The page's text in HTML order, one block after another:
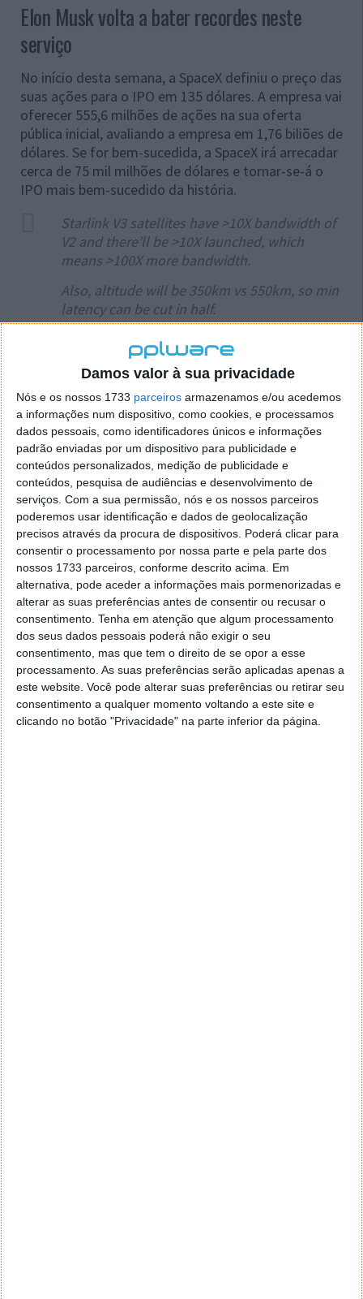
Damos valor à sua privacidade
Nós e os nossos 1733 parceiros armazenamos e/ou acedemos
a informações num dispositivo, como cookies, e processamos
dados pessoais, como identificadores únicos e informações
padrão enviadas por um dispositivo para publicidade e
conteúdos personalizados, medição de publicidade e
conteúdos, pesquisa de audiências e desenvolvimento de
serviços. Com a sua permissão, nós e os nossos parceiros
poderemos usar identificação e dados de geolocalização
precisos através da procura de dispositivos. Poderá clicar para
consentir o processamento por nossa parte e pela parte dos
nossos 1733 parceiros, conforme descrito acima. Em
alternativa, pode aceder a informações mais pormenorizadas e
alterar as suas preferências antes de consentir ou recusar o
consentimento. Tenha em atenção que algum processamento
dos seus dados pessoais poderá não exigir o seu
consentimento, mas que tem o direito de se opor a esse
processamento. As suas preferências serão aplicadas apenas a
este website. Você pode alterar suas preferências ou retirar seu
consentimento a qualquer momento voltando a este site e
clicando no botão "Privacidade" na parte inferior da página.
Elon Musk volta a bater recordes neste
serviço
No início desta semana, a SpaceX definiu o preço das
suas ações para o IPO em 135 dólares. A empresa vai
oferecer 555,6 milhões de ações na sua oferta
pública inicial, avaliando a empresa em 1,76 biliões de
dólares. Se for bem-sucedida, a SpaceX irá arrecadar
cerca de 75 mil milhões de dólares e tornar-se-á o
IPO mais bem-sucedido da história.
Starlink V3 satellites have >10X bandwidth of
V2 and there’ll be >10X launched, which
means >100X more bandwidth.
Also, altitude will be 350km vs 550km, so min
latency can be cut in half.
Light travels 300km/ms in space, so physics
round trip min latency drops to <5ms.
— Elon Musk (@elonmusk)
O Starlink será uma peça fundamental no plano de
negócios da SpaceX daqui para a frente. De acordo
com um documento regulatório recente, a divisão
representou 60% da receita total da SpaceX, de 18,7
mil milhões de dólares em 2025. Multiplicar a largura
de banda disponível por muitas vezes provavelmente
atrairá mais clientes e gerará ainda mais receitas.
No entanto, ainda existem obstáculos significativos,
dado que a SpaceX continua a receber queixas de
cidadãos preocupados, astrónomos e diversos
grupos ambientalistas em relação a questões como a
poluição luminosa e a sobrepopulação da órbita da
Terra com material artificial. E, de facto, colocar os
seus satélites no espaço também continua a ser um
desafio.